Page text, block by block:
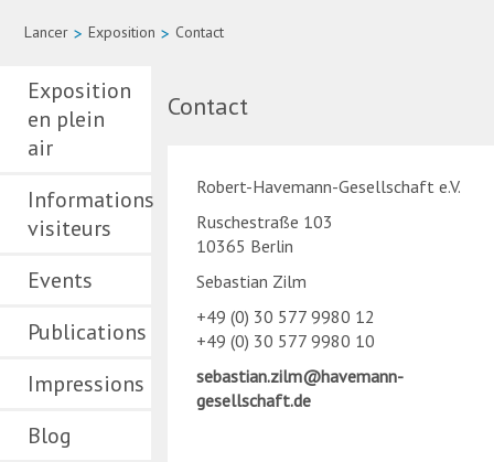
Lancer > Exposition > Contact
Exposition
en plein
air
Informations
visiteurs
Events
Publications
Impressions
Blog
Contact
Robert-Havemann-Gesellschaft e.V.
Ruschestraße 103
10365 Berlin
Sebastian Zilm
+49 (0) 30 577 9980 12
+49 (0) 30 577 9980 10
sebastian.zilm@havemann-
gesellschaft.de